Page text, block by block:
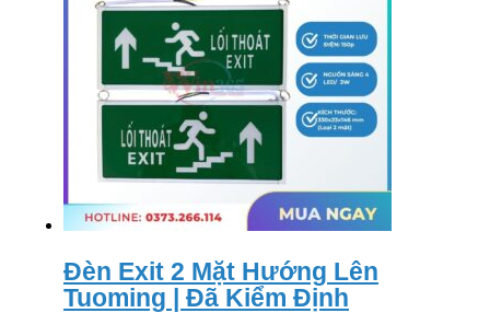
Đèn Exit 2 Mặt Hướng Lên
Tuoming | Đã Kiểm Định